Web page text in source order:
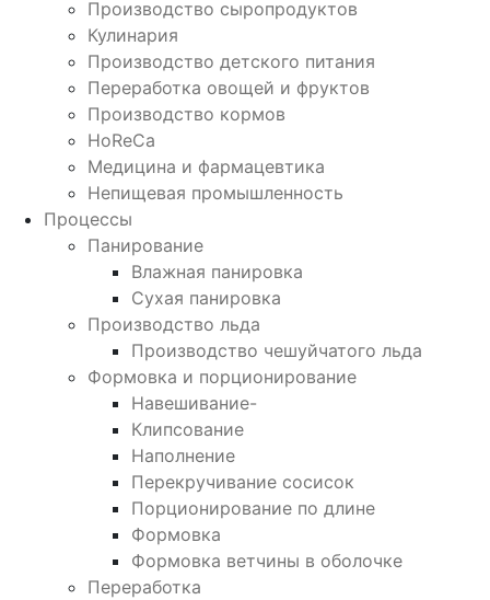
Производство сыропродуктов
Кулинария
Производство детского питания
Переработка овощей и фруктов
Производство кормов
HoReCa
Медицина и фармацевтика
Непищевая промышленность
Процессы
Панирование
Влажная панировка
Сухая панировка
Производство льда
Производство чешуйчатого льда
Формовка и порционирование
Навешивание-
Клипсование
Наполнение
Перекручивание сосисок
Порционирование по длине
Формовка
Формовка ветчины в оболочке
Переработка